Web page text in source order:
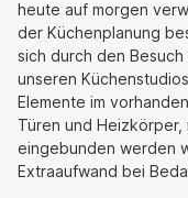
heute auf morgen
der Küchenplanung
sich durch den Besuch
unseren
Elemente im
Türen und Heizkörper,
eingebunden werden
Extraaufwand bei